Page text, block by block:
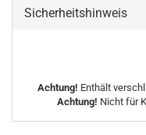
Sicherheitshinweis
Achtung! Enthält
Achtung! Nicht für